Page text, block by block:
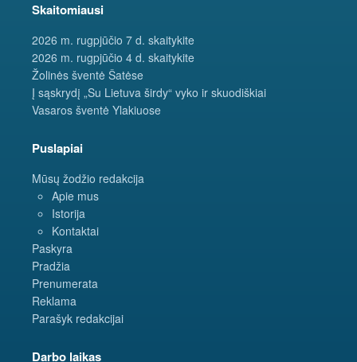
Skaitomiausi
2026 m. rugpjūčio 7 d. skaitykite
2026 m. rugpjūčio 4 d. skaitykite
Žolinės šventė Šatėse
Į sąskrydį „Su Lietuva širdy“ vyko ir skuodiškiai
Vasaros šventė Ylakiuose
Puslapiai
Mūsų žodžio redakcija
Apie mus
Istorija
Kontaktai
Paskyra
Pradžia
Prenumerata
Reklama
Parašyk redakcijai
Darbo laikas